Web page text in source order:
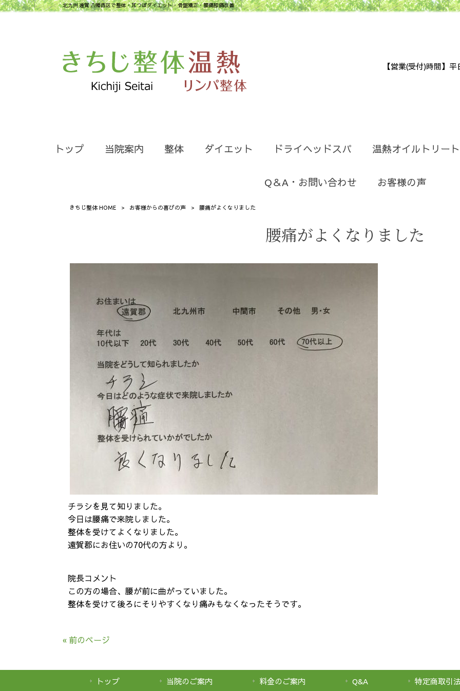
北九州 遠賀 八幡西区で整体・耳つぼダイエット・骨盤矯正・腰痛膝痛改善
【営業(受付)時間】
トップ 当院案内 整体 ダイエット ドライヘッドスパ 温熱オイルトリー
Q＆A・お問い合わせ お客様の声
きちじ整体 HOME > お客様からの喜びの声 > 腰痛がよくなりました
腰痛がよくなりました
チラシを見て知りました。
今日は腰痛で来院しました。
整体を受けてよくなりました。
遠賀郡にお住いの70代の方より。
院長コメント
この方の場合、腰が前に曲がっていました。
整体を受けて後ろにそりやすくなり痛みもなくなったそうです。
« 前のページ
トップ 当院のご案内 料金のご案内 Q&A 特定商取引